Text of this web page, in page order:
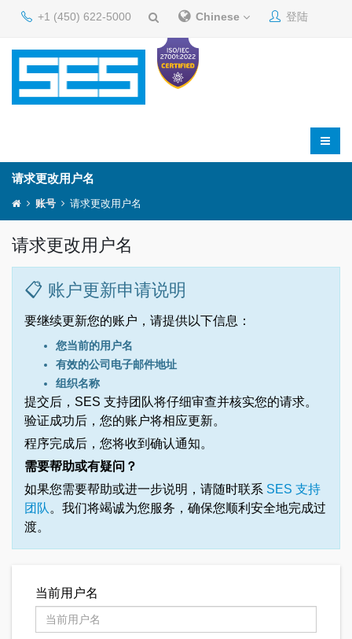
+1 (450) 622-5000 Chinese 登陆
请求更改用户名
账号 请求更改用户名
请求更改用户名
📋 账户更新申请说明
要继续更新您的账户，请提供以下信息：
您当前的用户名
有效的公司电子邮件地址
组织名称
提交后，SES 支持团队将仔细审查并核实您的请求。
验证成功后，您的账户将相应更新。
程序完成后，您将收到确认通知。
需要帮助或有疑问？
如果您需要帮助或进一步说明，请随时联系 SES 支持
团队 。我们将竭诚为您服务，确保您顺利安全地完成过
渡。
当前用户名